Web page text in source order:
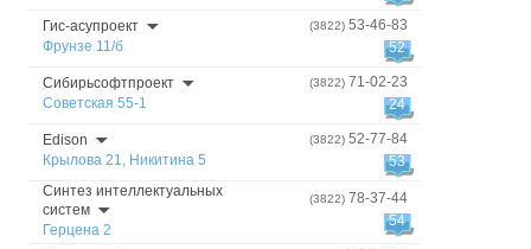
Гис-асупроект
Фрунзе 11/б
(3822) 53-46-83
52
Сибирьсофтпроект
Советская 55-1
(3822) 71-02-23
24
Edison
Крылова 21, Никитина 5
(3822) 52-77-84
53
Синтез интеллектуальных
систем
Герцена 2
(3822) 78-37-44
54